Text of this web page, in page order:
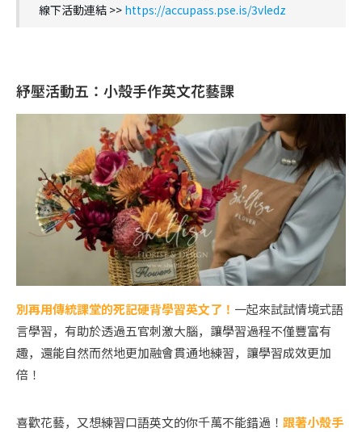
線下活動連結 >> https://accupass.pse.is/3vledz
紓壓活動五：小殼手作英文花藝課
別再用傳統課堂的死記硬背學習英文了！ 一起來試試情境式語
言學習，有助於透過五官刺激大腦，讓學習過程不僅豐富有
趣，還能自然而然地更加融會貫通地練習，讓學習成效更加
倍！
喜歡花藝，又想練習口語英文的你千萬不能錯過！ 跟著小殼手